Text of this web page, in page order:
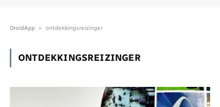
DroidApp » ontdekkingsreizinger
ONTDEKKINGSREIZINGER